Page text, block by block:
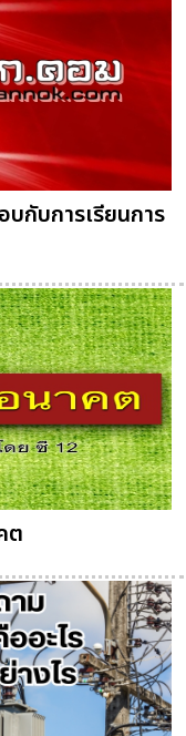
กับการเรียนการ
ต